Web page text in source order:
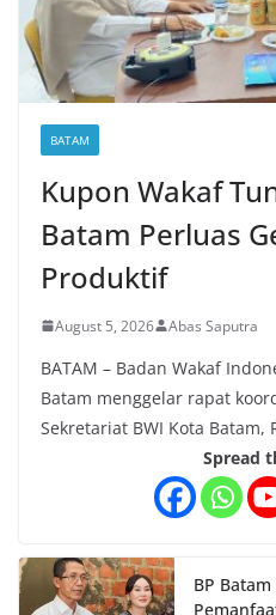
BATAM
Kupon Wakaf
Batam Perluas
Produktif
August 5, 2026 Abas Saputra
BATAM – Badan Wakaf
Batam menggelar rapat
Sekretariat BWI Kota Batam,
Spread
BP